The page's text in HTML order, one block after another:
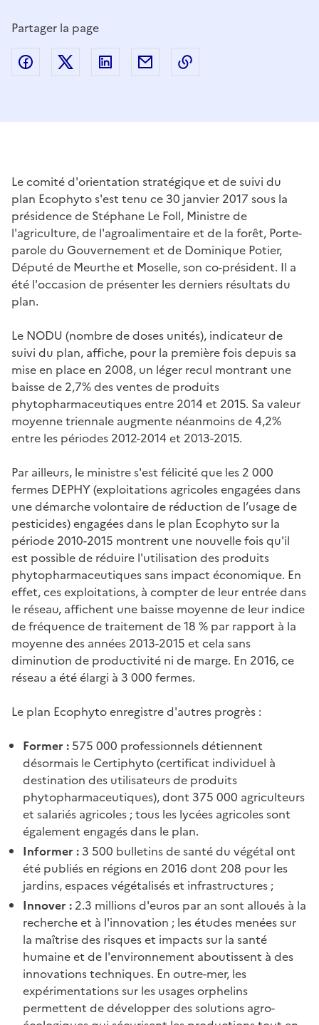
Partager la page
Partager sur Facebook
Partager sur Twitter
Partager sur LinkedIn
Partager par email
Le comité d'orientation stratégique et de suivi du
plan Ecophyto s'est tenu ce 30 janvier 2017 sous la
présidence de Stéphane Le Foll, Ministre de
l'agriculture, de l'agroalimentaire et de la forêt, Porte-
parole du Gouvernement et de Dominique Potier,
Député de Meurthe et Moselle, son co-président. Il a
été l'occasion de présenter les derniers résultats du
plan.
Le NODU (nombre de doses unités), indicateur de
suivi du plan, affiche, pour la première fois depuis sa
mise en place en 2008, un léger recul montrant une
baisse de 2,7% des ventes de produits
phytopharmaceutiques entre 2014 et 2015. Sa valeur
moyenne triennale augmente néanmoins de 4,2%
entre les périodes 2012-2014 et 2013-2015.
Par ailleurs, le ministre s'est félicité que les 2 000
fermes DEPHY (exploitations agricoles engagées dans
une démarche volontaire de réduction de l’usage de
pesticides) engagées dans le plan Ecophyto sur la
période 2010-2015 montrent une nouvelle fois qu'il
est possible de réduire l'utilisation des produits
phytopharmaceutiques sans impact économique. En
effet, ces exploitations, à compter de leur entrée dans
le réseau, affichent une baisse moyenne de leur indice
de fréquence de traitement de 18 % par rapport à la
moyenne des années 2013-2015 et cela sans
diminution de productivité ni de marge. En 2016, ce
réseau a été élargi à 3 000 fermes.
Le plan Ecophyto enregistre d'autres progrès :
Former : 575 000 professionnels détiennent
désormais le Certiphyto (certificat individuel à
destination des utilisateurs de produits
phytopharmaceutiques), dont 375 000 agriculteurs
et salariés agricoles ; tous les lycées agricoles sont
également engagés dans le plan.
Informer : 3 500 bulletins de santé du végétal ont
été publiés en régions en 2016 dont 208 pour les
jardins, espaces végétalisés et infrastructures ;
Innover : 2.3 millions d'euros par an sont alloués à la
recherche et à l'innovation ; les études menées sur
la maîtrise des risques et impacts sur la santé
humaine et de l'environnement aboutissent à des
innovations techniques. En outre-mer, les
expérimentations sur les usages orphelins
permettent de développer des solutions agro-